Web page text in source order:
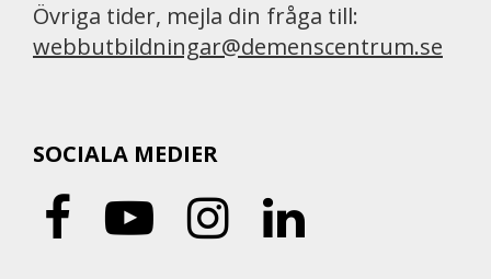
Övriga tider, mejla din fråga till:
webbutbildningar@demenscentrum.se
SOCIALA MEDIER